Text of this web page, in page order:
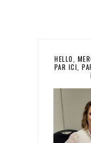
HELLO,
PAR ICI,